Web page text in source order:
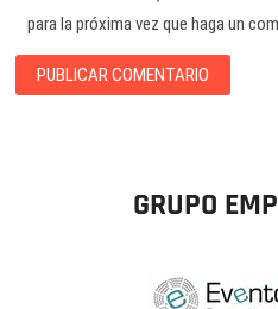
para la próxima vez que haga un
GRUPO